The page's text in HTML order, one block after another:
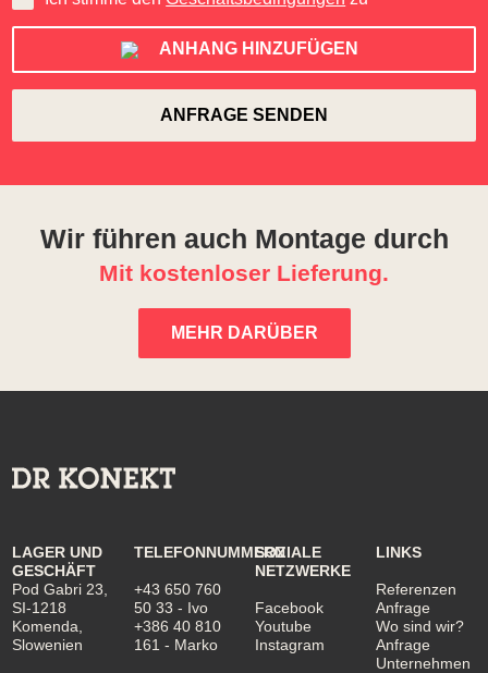
ANHANG HINZUFÜGEN
Wir führen auch Montage durch
Mit kostenloser Lieferung.
MEHR DARÜBER
LAGER UND
GESCHÄFT
Pod Gabri 23,
SI-1218
Komenda,
Slowenien
TELEFONNUMMERN
+43 650 760
50 33 - Ivo
+386 40 810
161 - Marko
SOZIALE
NETZWERKE
Facebook
Youtube
Instagram
LINKS
Referenzen
Anfrage
Wo sind wir?
Anfrage
Unternehmen